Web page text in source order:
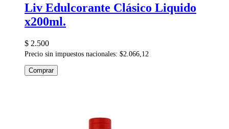
Liv Edulcorante Clásico Liquido
x200ml.
$ 2.500
Precio sin impuestos nacionales: $2.066,12
Comprar